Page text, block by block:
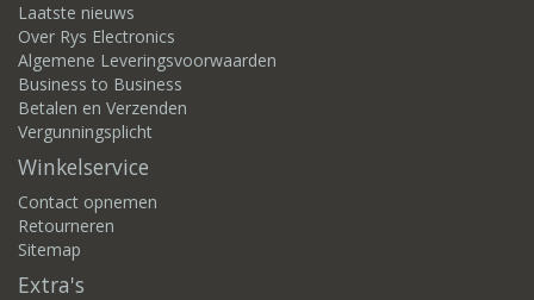
Laatste nieuws
Over Rys Electronics
Algemene Leveringsvoorwaarden
Business to Business
Betalen en Verzenden
Vergunningsplicht
Winkelservice
Contact opnemen
Retourneren
Sitemap
Extra's